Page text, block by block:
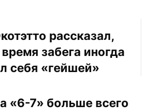
рассказал,
забега иногда
себя «гейшей»
«6-7» больше всего